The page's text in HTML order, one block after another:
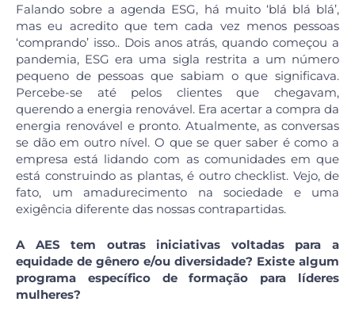
Falando sobre a agenda ESG, há muito ‘blá blá blá’,
mas eu acredito que tem cada vez menos pessoas
‘comprando’ isso.. Dois anos atrás, quando começou a
pandemia, ESG era uma sigla restrita a um número
pequeno de pessoas que sabiam o que significava.
Percebe-se até pelos clientes que chegavam,
querendo a energia renovável. Era acertar a compra da
energia renovável e pronto. Atualmente, as conversas
se dão em outro nível. O que se quer saber é como a
empresa está lidando com as comunidades em que
está construindo as plantas, é outro checklist. Vejo, de
fato, um amadurecimento na sociedade e uma
exigência diferente das nossas contrapartidas.
A AES tem outras iniciativas voltadas para a
equidade de gênero e/ou diversidade? Existe algum
programa específico de formação para líderes
mulheres?